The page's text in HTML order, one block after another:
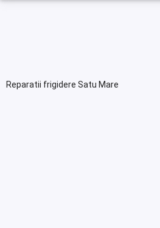
Reparatii frigidere Satu Mare